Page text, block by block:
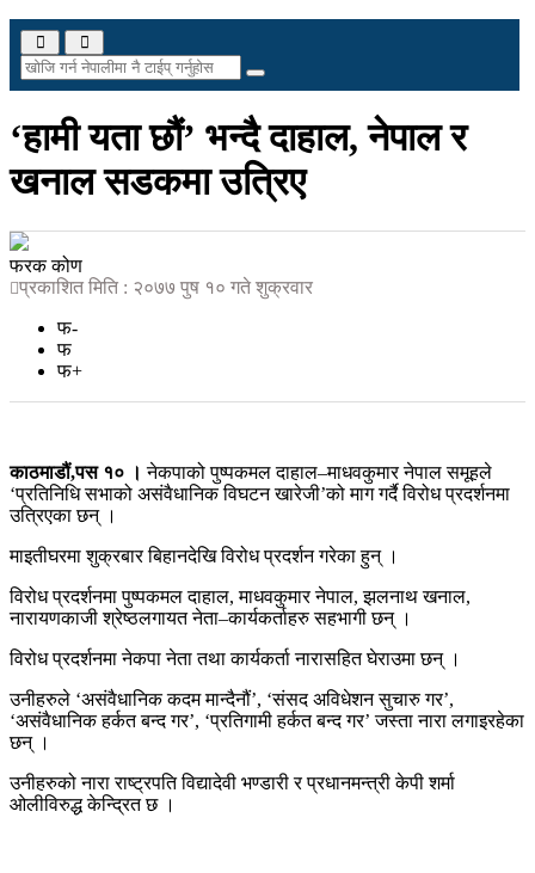
‘हामी यता छौं’ भन्‍दै दाहाल, नेपाल र
खनाल सडकमा उत्रिए
फरक कोण
प्रकाशित मिति : २०७७ पुष १० गते शुक्रवार
फ-
फ
फ+
काठमाडौं,पस १० । नेकपाको पुष्पकमल दाहाल–माधवकुमार नेपाल समूहले
‘प्रतिनिधि सभाको असंवैधानिक विघटन खारेजी’को माग गर्दै विरोध प्रदर्शनमा
उत्रिएका छन् ।
माइतीघरमा शुक्रबार बिहानदेखि विरोध प्रदर्शन गरेका हुन् ।
विरोध प्रदर्शनमा पुष्पकमल दाहाल, माधवकुमार नेपाल, झलनाथ खनाल,
नारायणकाजी श्रेष्ठलगायत नेता–कार्यकर्ताहरु सहभागी छन् ।
विरोध प्रदर्शनमा नेकपा नेता तथा कार्यकर्ता नारासहित घेराउमा छन् ।
उनीहरुले ‘असंवैधानिक कदम मान्दैनौं’, ‘संसद अविधेशन सुचारु गर’,
‘असंवैधानिक हर्कत बन्द गर’, ‘प्रतिगामी हर्कत बन्द गर’ जस्ता नारा लगाइरहेका
छन् ।
उनीहरुको नारा राष्ट्रपति विद्यादेवी भण्डारी र प्रधानमन्त्री केपी शर्मा
ओलीविरुद्ध केन्द्रित छ ।